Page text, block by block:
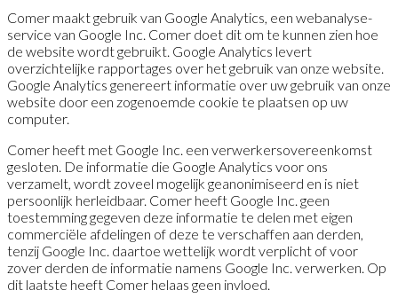
Comer maakt gebruik van Google Analytics, een webanalyse-
service van Google Inc. Comer doet dit om te kunnen zien hoe
de website wordt gebruikt. Google Analytics levert
overzichtelijke rapportages over het gebruik van onze website.
Google Analytics genereert informatie over uw gebruik van onze
website door een zogenoemde cookie te plaatsen op uw
computer.
Comer heeft met Google Inc. een verwerkersovereenkomst
gesloten. De informatie die Google Analytics voor ons
verzamelt, wordt zoveel mogelijk geanonimiseerd en is niet
persoonlijk herleidbaar. Comer heeft Google Inc. geen
toestemming gegeven deze informatie te delen met eigen
commerciële afdelingen of deze te verschaffen aan derden,
tenzij Google Inc. daartoe wettelijk wordt verplicht of voor
zover derden de informatie namens Google Inc. verwerken. Op
dit laatste heeft Comer helaas geen invloed.